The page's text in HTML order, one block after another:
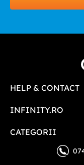
HELP & CONTACT
INFINITY.RO
CATEGORII